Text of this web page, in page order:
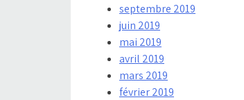
septembre 2019
juin 2019
mai 2019
avril 2019
mars 2019
février 2019